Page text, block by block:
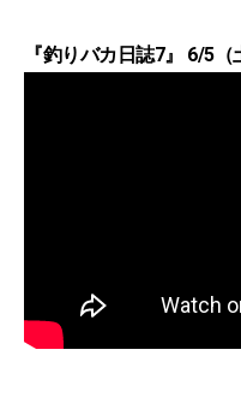
『釣りバカ日誌7』 6/5